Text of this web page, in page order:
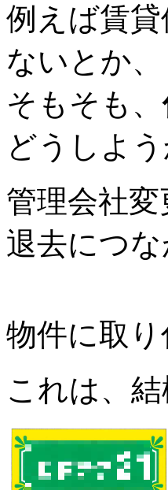
例えば賃
ないとか、
そもそも、
どうしよ
管理会社
退去につ
物件に取
これは、